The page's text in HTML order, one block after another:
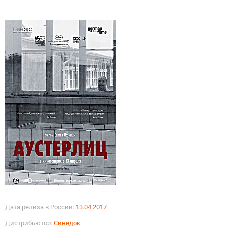
Дата релиза в России: 13.04.2017
Дистрибьютор: Синедок